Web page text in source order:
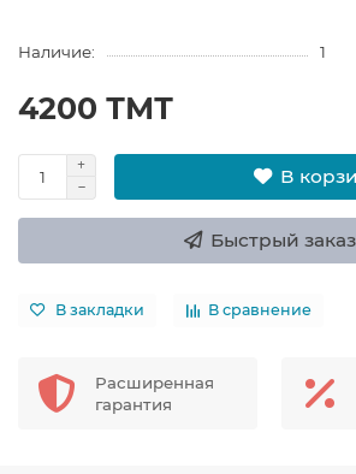
Наличие: 1
4200 ТМТ
В
Быстрый заказ
В закладки В сравнение
Расширенная
гарантия